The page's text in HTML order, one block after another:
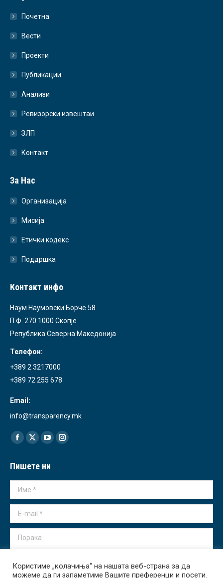
Почетна
Вести
Проекти
Публикации
Анализи
Ревизорски извештаи
ЗЛП
Контакт
За Нас
Организација
Мисија
Етички кодекс
Поддршка
Контакт инфо
Наум Наумовски Борче 58
П.Ф. 270 1000 Скопје
Република Северна Македонија
Телефон:
+389 2 3217000
+389 72 255 678
Email:
info@transparency.mk
Find us on:
Facebook
opens
in
new
X
opens
in
YouTube
opens
in
Instagram
in
Пишете ни
Име *
E-mail *
Порака
Користиме „колачиња“ на нашата веб-страна за да
можеме да ги запаметиме Вашите преференци и посети.